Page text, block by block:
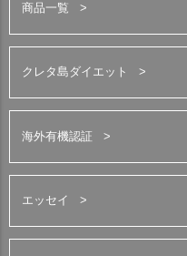
商品一覧
クレタ島ダイエット
海外有機認証
エッセイ